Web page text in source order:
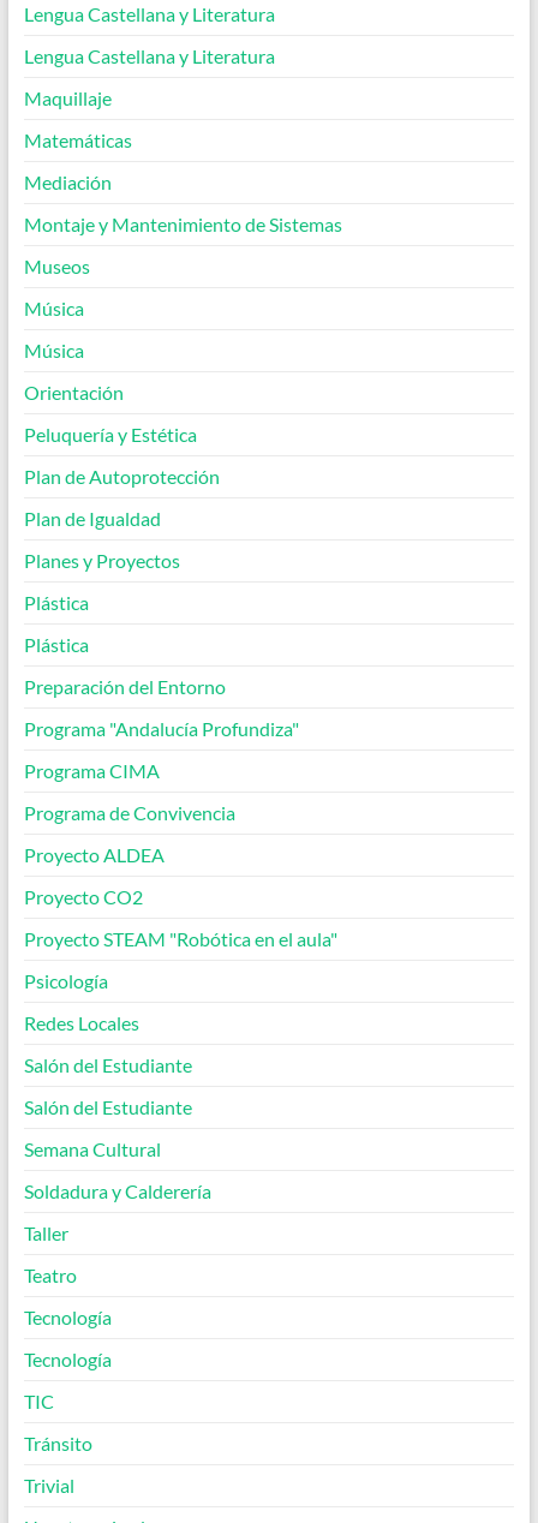
Lengua Castellana y Literatura
Lengua Castellana y Literatura
Maquillaje
Matemáticas
Mediación
Montaje y Mantenimiento de Sistemas
Museos
Música
Música
Orientación
Peluquería y Estética
Plan de Autoprotección
Plan de Igualdad
Planes y Proyectos
Plástica
Plástica
Preparación del Entorno
Programa "Andalucía Profundiza"
Programa CIMA
Programa de Convivencia
Proyecto ALDEA
Proyecto CO2
Proyecto STEAM "Robótica en el aula"
Psicología
Redes Locales
Salón del Estudiante
Salón del Estudiante
Semana Cultural
Soldadura y Calderería
Taller
Teatro
Tecnología
Tecnología
TIC
Tránsito
Trivial